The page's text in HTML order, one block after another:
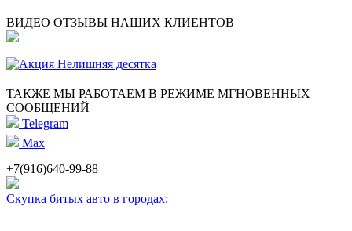
ВИДЕО ОТЗЫВЫ НАШИХ КЛИЕНТОВ
ТАКЖЕ МЫ РАБОТАЕМ В РЕЖИМЕ МГНОВЕННЫХ
СООБЩЕНИЙ
Telegram
Max
+7(916)640-99-88
Скупка битых авто в городах: